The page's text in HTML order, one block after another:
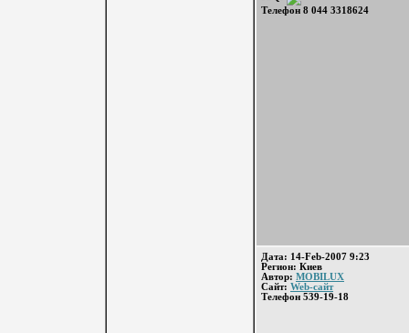
Телефон 8 044 3318624
Дата: 14-Feb-2007 9:23
Регион: Киев
Автор: MOBILUX
Сайт: Web-сайт
Телефон 539-19-18